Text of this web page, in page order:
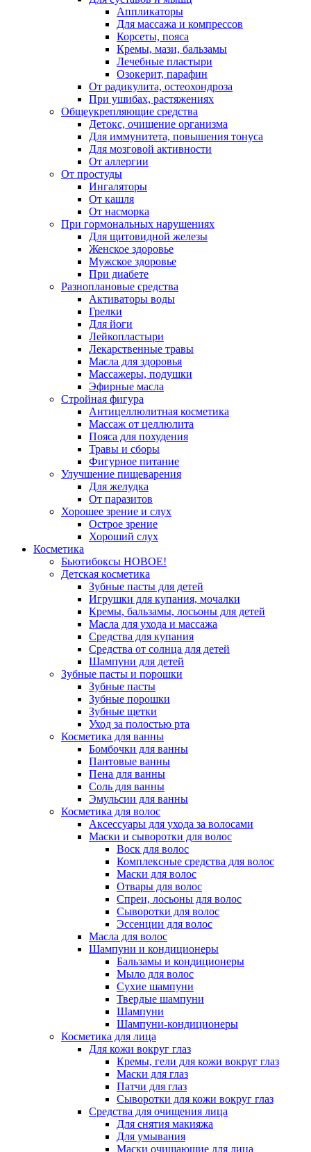
Аппликаторы
Для массажа и компрессов
Корсеты, пояса
Кремы, мази, бальзамы
Лечебные пластыри
Озокерит, парафин
От радикулита, остеохондроза
При ушибах, растяжениях
Общеукрепляющие средства
Детокс, очищение организма
Для иммунитета, повышения тонуса
Для мозговой активности
От аллергии
От простуды
Ингаляторы
От кашля
От насморка
При гормональных нарушениях
Для щитовидной железы
Женское здоровье
Мужское здоровье
При диабете
Разноплановые средства
Активаторы воды
Грелки
Для йоги
Лейкопластыри
Лекарственные травы
Масла для здоровья
Массажеры, подушки
Эфирные масла
Стройная фигура
Антицеллюлитная косметика
Массаж от целлюлита
Пояса для похудения
Травы и сборы
Фигурное питание
Улучшение пищеварения
Для желудка
От паразитов
Хорошее зрение и слух
Острое зрение
Хороший слух
Косметика
Бьютибоксы НОВОЕ!
Детская косметика
Зубные пасты для детей
Игрушки для купания, мочалки
Кремы, бальзамы, лосьоны для детей
Масла для ухода и массажа
Средства для купания
Средства от солнца для детей
Шампуни для детей
Зубные пасты и порошки
Зубные пасты
Зубные порошки
Зубные щетки
Уход за полостью рта
Косметика для ванны
Бомбочки для ванны
Пантовые ванны
Пена для ванны
Соль для ванны
Эмульсии для ванны
Косметика для волос
Аксессуары для ухода за волосами
Маски и сыворотки для волос
Воск для волос
Комплексные средства для волос
Маски для волос
Отвары для волос
Спреи, лосьоны для волос
Сыворотки для волос
Эссенции для волос
Масла для волос
Шампуни и кондиционеры
Бальзамы и кондиционеры
Мыло для волос
Сухие шампуни
Твердые шампуни
Шампуни
Шампуни-кондиционеры
Косметика для лица
Для кожи вокруг глаз
Кремы, гели для кожи вокруг глаз
Маски для глаз
Патчи для глаз
Сыворотки для кожи вокруг глаз
Средства для очищения лица
Для снятия макияжа
Для умывания
Маски очищающие для лица